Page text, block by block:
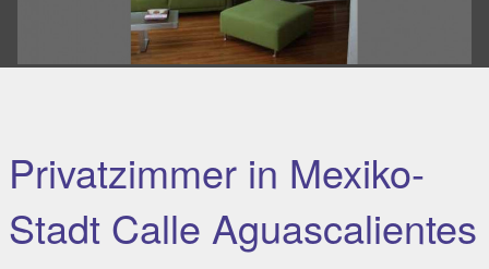
Privatzimmer in Mexiko-
Stadt Calle Aguascalientes